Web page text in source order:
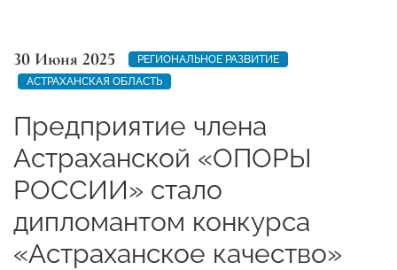
30 Июня 2025
РЕГИОНАЛЬНОЕ РАЗВИТИЕ
АСТРАХАНСКАЯ ОБЛАСТЬ
Предприятие члена
Астраханской «ОПОРЫ
РОССИИ» стало
дипломантом конкурса
«Астраханское качество»